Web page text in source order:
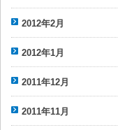
2012年2月
2012年1月
2011年12月
2011年11月